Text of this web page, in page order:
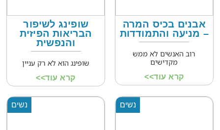
אבנים בכיס המרה
– מניעה והתמודדות
רוב האנשים לא ממש
מקדישים
קרא עוד>>
שופינג לשיפור
הבריאות הפיזית
והנפשית
שופינג הוא לא רק עניין
קרא עוד>>
נשים נשים